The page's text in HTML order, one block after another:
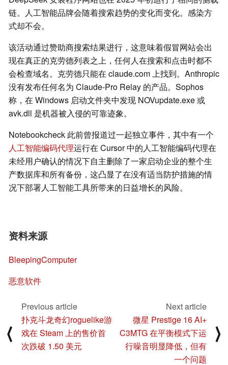
链。人工智能品牌会随着搜索趋势的变化而变化。感染方
式却不会。
该活动通过赞助商搜索结果进行，这意味着假冒网站会出
现在真正的克劳德列表之上，任何人在搜索和点击时都不
会检查域名。克劳德只能在 claude.com 上找到。Anthropic
没有发布任何名为 Claude-Pro Relay 的产品。Sophos
称，在 Windows 启动文件夹中发现 NOVupdate.exe 或
avk.dll 是机器被入侵的可靠迹象。
Notebookcheck 此前曾报道过一起独立事件，其中有一个
人工智能编码代理运行在 Cursor 中的人工智能编码代理在
未经用户确认的情况下自主删除了一家启动企业的整个生
产数据库和所有备份，这凸显了在没有适当防护措施的情
况下部署人工智能工具所带来的日益增长的风险。
资料来源
BleepingComputer
恶意软件
⟨
Previous article
扑克斗龙奇幻roguelike游
戏在 Steam 上的售价首
次跌破 1.50 美元
Next article
微星 Prestige 16 AI+
C3MTG 在平衡模式下运
行噪音明显降低，但有
一个问题
⟩